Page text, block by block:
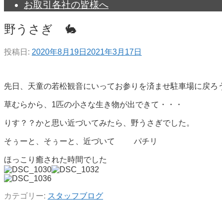
お取引各社の皆様へ
野うさぎ 🐇
投稿日: 2020年8月19日 2021年3月17日
先日、天童の若松観音にいってお参りを済ませ駐車場に戻ろ
草むらから、1匹の小さな生き物が出できて・・・
りす？？かと思い近づいてみたら、野うさぎでした。
そぅーと、そぅーと、近づいて パチリ
ほっこり癒された時間でした
カテゴリー: スタッフブログ